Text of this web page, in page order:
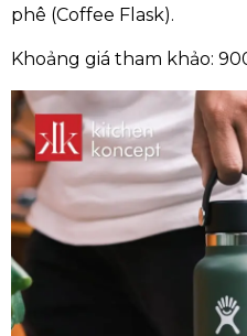
phê (Coffee Flask).
Khoảng giá tham khảo: